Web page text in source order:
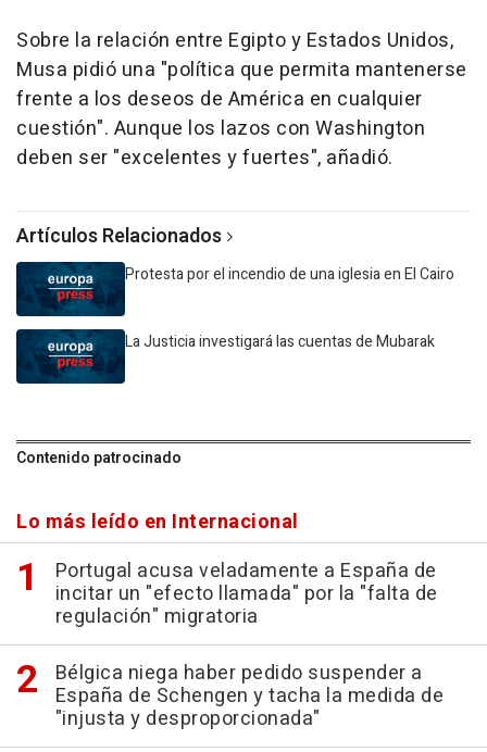
Sobre la relación entre Egipto y Estados Unidos,
Musa pidió una "política que permita mantenerse
frente a los deseos de América en cualquier
cuestión". Aunque los lazos con Washington
deben ser "excelentes y fuertes", añadió.
Artículos Relacionados
Protesta por el incendio de una iglesia en El Cairo
La Justicia investigará las cuentas de Mubarak
Contenido patrocinado
Lo más leído en Internacional
Portugal acusa veladamente a España de
incitar un "efecto llamada" por la "falta de
regulación" migratoria
Bélgica niega haber pedido suspender a
España de Schengen y tacha la medida de
"injusta y desproporcionada"